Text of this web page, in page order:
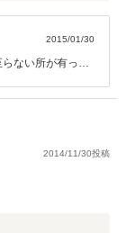
2015/01/30
ない所が有った
のでよろしくお
2014/11/30投稿